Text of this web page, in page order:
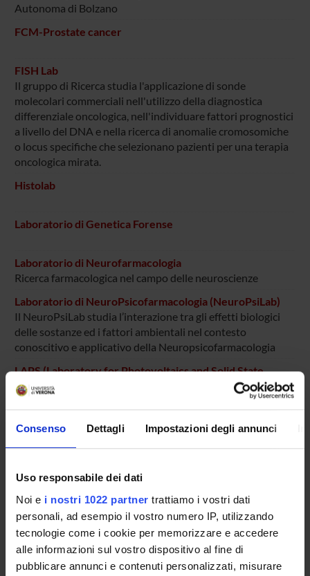
Consenso Dettagli Impostazioni degli annunci
Uso responsabile dei dati
Noi e i nostri 1022 partner trattiamo i vostri dati
personali, ad esempio il vostro numero IP, utilizzando
tecnologie come i cookie per memorizzare e accedere
alle informazioni sul vostro dispositivo al fine di
pubblicare annunci e contenuti personalizzati, misurare
Autonoma di Bolzano
FCM-Prostate cancer
FISH Lab
Il gruppo di Ricerca studia l'applicazione di sonde
molecolari commerciali nell'utilizzo della diagnostica
differenziale oncologica, nell'individuare fattori prognostici
a livello del DNA e nella ricerca di anomalie cromosomiche
o locus specifiche che selezionano pazienti per una terapia
oncologica mirata.
Histolab
Laboratorio di Genetica Forense
Laboratorio di Neurofarmacologia
Ricerca farmacologica nel campo delle neuroscienze
Laboratorio di NeuroPsicofarmacologia (NeuroPsiLab)
Il NeuroPsiLab studia l’interazione tra gli effetti biologici
delle sostanze ed i fattori ambientali nel contesto
conoscitivo e applicativo della Neuropsicofarmacologia
LAPS (Laboratory for Photovoltaics and Solid State
Physics)
Thin film deposition, polycristalline growth and electrical
Neuroscienze Cognitive
Studio dei meccanismi neurocognitivi della percezione,
della coscienza, dell’attenzione e del controllo motorio
Pharem (Pharmacology regenerative medicine)
SESM